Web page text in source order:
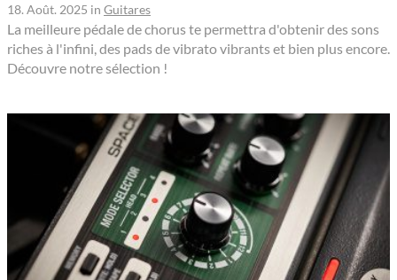
18. Août. 2025 in Guitares
La meilleure pédale de chorus te permettra d'obtenir des sons
riches à l'infini, des pads de vibrato vibrants et bien plus encore.
Découvre notre sélection !